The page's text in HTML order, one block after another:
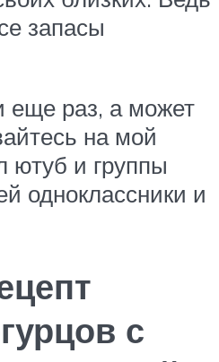
запасы
еще раз, а может
на мой
ютуб и группы
одноклассники и
с